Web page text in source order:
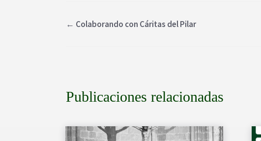
← Colaborando con Cáritas del Pilar
Publicaciones relacionadas